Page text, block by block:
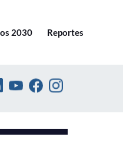
2030 Reportes